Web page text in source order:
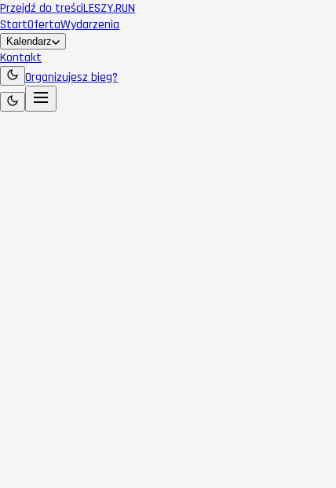
Przejdź do treściLESZY.RUN
StartOfertaWydarzenia
Kalendarz
Kontakt
Organizujesz bieg?